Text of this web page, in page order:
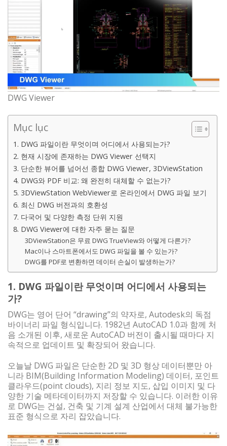
DWG Viewer
Mục lục
1. DWG 파일이란 무엇이며 어디에서 사용되는가?
2. 현재 시장에 존재하는 DWG Viewer 선택지
3. 단순한 뷰어를 넘어선 종합 DWG Viewer, 3DViewStation
4. DWG와 PDF 비교: 왜 완전히 대체할 수 없는가?
5. 3DViewStation WebViewer로 온라인에서 DWG 파일 보기
6. 최신 DWG 버전과의 호환성
7. 다국어 및 다양한 측정 단위 지원
8. DWG Viewer에 대한 자주 묻는 질문
3DViewStation은 무료 DWG TrueView와 어떻게 다른가?
Mac이나 스마트폰에서도 DWG 파일을 볼 수 있는가?
DWG를 PDF로 변환하면 데이터 손실이 발생하는가?
1. DWG 파일이란 무엇이며 어디에서 사용되는
가?
DWG는 영어 단어 “drawing”의 약자로, Autodesk의 독점
바이너리 파일 형식입니다. 1982년 AutoCAD 1.0과 함께 처
음 소개된 이후, 새로운 AutoCAD 버전이 출시될 때마다 지
속적으로 업데이트 및 확장되어 왔습니다.
오늘날 DWG 파일은 단순한 2D 및 3D 형상 데이터뿐만 아
니라 BIM(Building Information Modeling) 데이터, 포인트
클라우드(point clouds), 지리 정보 지도, 삽입 이미지 및 다
양한 기술 메타데이터까지 저장할 수 있습니다. 이러한 이유
로 DWG는 건설, 건축 및 기계 설계 산업에서 대체 불가능한
표준 형식으로 자리 잡았습니다.